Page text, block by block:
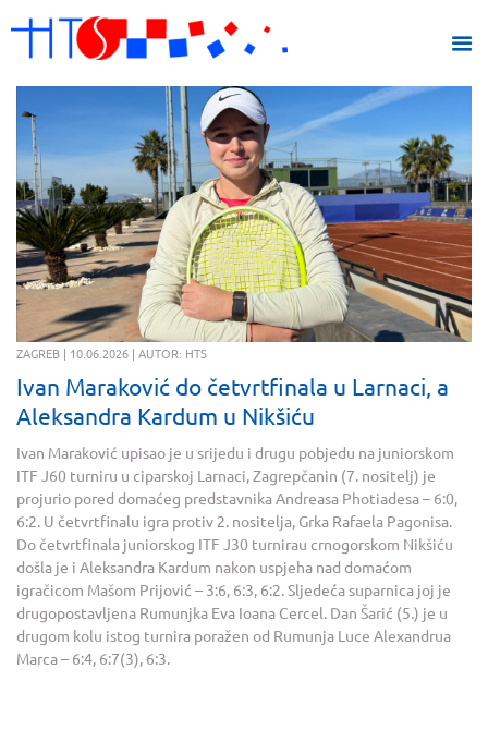
ZAGREB | 10.06.2026 | AUTOR: HTS
Ivan Maraković do četvrtfinala u Larnaci, a
Aleksandra Kardum u Nikšiću
Ivan Maraković upisao je u srijedu i drugu pobjedu na juniorskom
ITF J60 turniru u ciparskoj Larnaci, Zagrepčanin (7. nositelj) je
projurio pored domaćeg predstavnika Andreasa Photiadesa – 6:0,
6:2. U četvrtfinalu igra protiv 2. nositelja, Grka Rafaela Pagonisa.
Do četvrtfinala juniorskog ITF J30 turnirau crnogorskom Nikšiću
došla je i Aleksandra Kardum nakon uspjeha nad domaćom
igračicom Mašom Prijović – 3:6, 6:3, 6:2. Sljedeća suparnica joj je
drugopostavljena Rumunjka Eva Ioana Cercel. Dan Šarić (5.) je u
drugom kolu istog turnira poražen od Rumunja Luce Alexandrua
Marca – 6:4, 6:7(3), 6:3.